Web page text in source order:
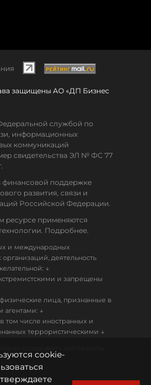
защищены АО «ДП Бизнес
службой по
информационных
коммуникаций
свидетельства ЭЛ № ФС 77
поддержке
развития, связи и
Российской Федерации.
применяются
Подробнее.
и международных
деятельность
↓
и запрещены
лица, признанные в
агентами: ↓
том числе иностранных и
террористическими ↓
cookie-